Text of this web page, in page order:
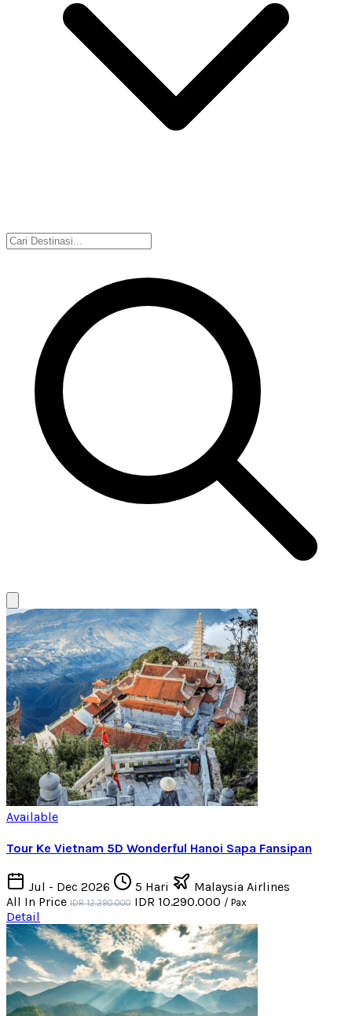
Available
Tour Ke Vietnam 5D Wonderful Hanoi Sapa Fansipan
Jul - Dec 2026 5 Hari
Malaysia Airlines
All In Price IDR 12.290.000 IDR 10.290.000 / Pax
Detail